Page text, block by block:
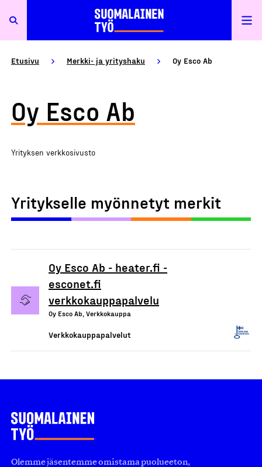
Etusivu Merkki- ja yrityshaku Oy Esco Ab
Oy Esco Ab
Yrityksen verkkosivusto
Yritykselle myönnetyt merkit
Oy Esco Ab - heater.fi -
esconet.fi
verkkokauppapalvelu
Oy Esco Ab, Verkkokauppa
Verkkokauppapalvelut
Olemme jäsentemme omistama puolueeton,